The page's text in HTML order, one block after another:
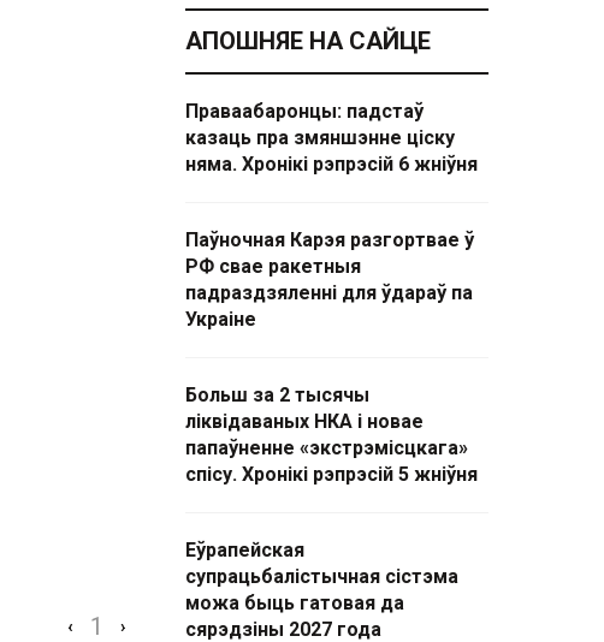
‹ 1 ›
АПОШНЯЕ НА САЙЦЕ
Праваабаронцы: падстаў
казаць пра змяншэнне ціску
няма. Хронікі рэпрэсій 6 жніўня
Паўночная Карэя разгортвае ў
РФ свае ракетныя
падраздзяленні для ўдараў па
Украіне
Больш за 2 тысячы
ліквідаваных НКА і новае
папаўненне «экстрэмісцкага»
спісу. Хронікі рэпрэсій 5 жніўня
Еўрапейская
супрацьбалістычная сістэма
можа быць гатовая да
сярэдзіны 2027 года